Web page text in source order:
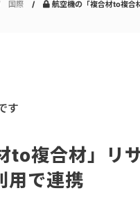
国際 航空機の「複合材to複合
す
to複合材」リ
で連携